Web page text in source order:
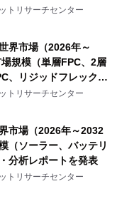
・分析レポートを発
トリサーチセンター
界市場（2026年～
規模（単層FPC、2層
、リジッドフレックス
ポートを発表
トリサーチセンター
市場（2026年～2032
（ソーラー、バッテリ
分析レポートを発表
トリサーチセンター